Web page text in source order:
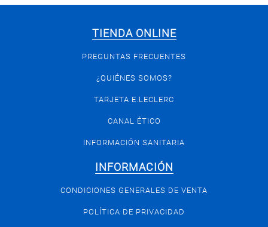
TIENDA ONLINE
PREGUNTAS FRECUENTES
¿QUIÉNES SOMOS?
TARJETA E.LECLERC
CANAL ÉTICO
INFORMACIÓN SANITARIA
INFORMACIÓN
CONDICIONES GENERALES DE VENTA
POLÍTICA DE PRIVACIDAD